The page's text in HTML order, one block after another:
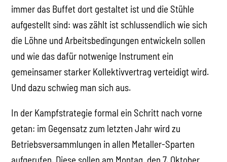
immer das Buffet dort gestaltet ist und die Stühle
aufgestellt sind: was zählt ist schlussendlich wie sich
die Löhne und Arbeitsbedingungen entwickeln sollen
und wie das dafür notwenige Instrument ein
gemeinsamer starker Kollektivvertrag verteidigt wird.
Und dazu schwieg man sich aus.
In der Kampfstrategie formal ein Schritt nach vorne
getan: im Gegensatz zum letzten Jahr wird zu
Betriebsversammlungen in allen Metaller-Sparten